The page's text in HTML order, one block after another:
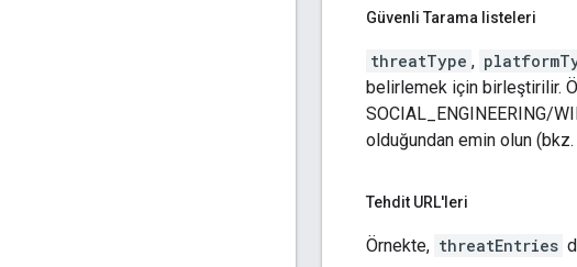
Güvenli Tarama listeleri
threatType ,
belirlemek için birleştirilir.
SOCIAL_ENGINEERING/
olduğundan emin olun (bkz.
Tehdit URL'leri
Örnekte, threatEntries